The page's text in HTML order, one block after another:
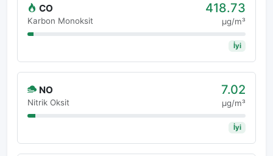
CO
Karbon Monoksit
418.73
μg/m³
İyi
NO
Nitrik Oksit
7.02
μg/m³
İyi